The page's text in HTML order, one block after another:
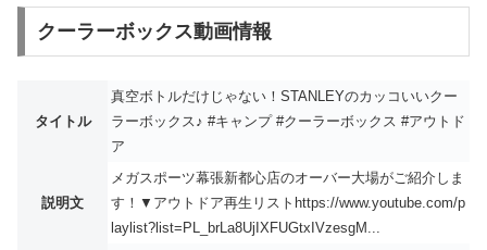
クーラーボックス動画情報
タイトル
真空ボトルだけじゃない！STANLEYのカッコいいクー
ラーボックス♪ #キャンプ #クーラーボックス #アウトド
ア
説明文
メガスポーツ幕張新都心店のオーバー大場がご紹介しま
す！▼アウトドア再生リストhttps://www.youtube.com/p
laylist?list=PL_brLa8UjIXFUGtxIVzesgM...